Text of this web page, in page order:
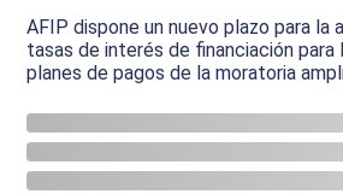
AFIP dispone un nuevo plazo para la
tasas de interés de financiación para
planes de pagos de la moratoria